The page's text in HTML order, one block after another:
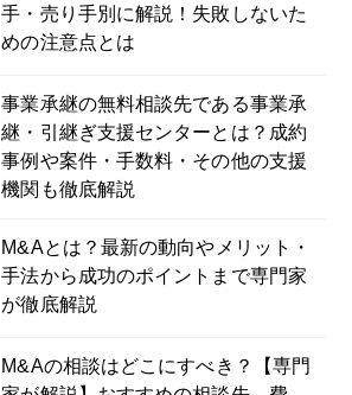
手・売り手別に解説！失敗しないた
めの注意点とは
事業承継の無料相談先である事業承
継・引継ぎ支援センターとは？成約
事例や案件・手数料・その他の支援
機関も徹底解説
M&Aとは？最新の動向やメリット・
手法から成功のポイントまで専門家
が徹底解説
M&Aの相談はどこにすべき？【専門